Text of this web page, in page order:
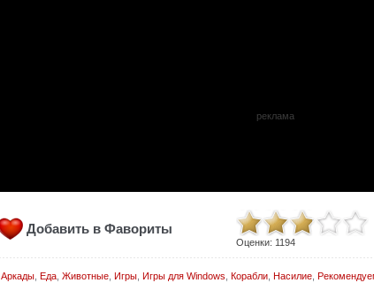
реклама
Добавить в Фавориты
Оценки: 1194
Аркады, Еда, Животные, Игры, Игры для Windows Корабли, Насилие,